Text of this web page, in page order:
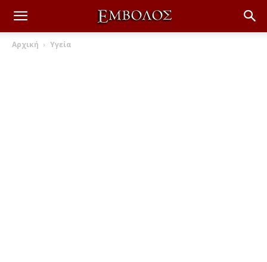
Αρχική Υγεία